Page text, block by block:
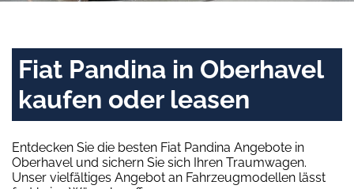
Fiat Pandina in Oberhavel
kaufen oder leasen
Entdecken Sie die besten Fiat Pandina Angebote in
Oberhavel und sichern Sie sich Ihren Traumwagen.
Unser vielfältiges Angebot an Fahrzeugmodellen lässt